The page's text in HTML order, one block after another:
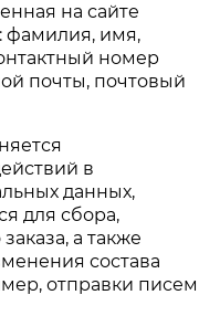
на сайте
фамилия, имя,
номер
почты, почтовый
в
данных,
для сбора,
а также
состава
отправки писем